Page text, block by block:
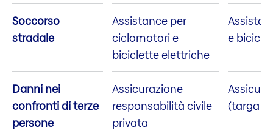
Soccorso
stradale
Assistance per
ciclomotori e
biciclette elettriche
e
Danni nei
confronti di terze
persone
Assicurazione
responsabilità civile
privata
(targa